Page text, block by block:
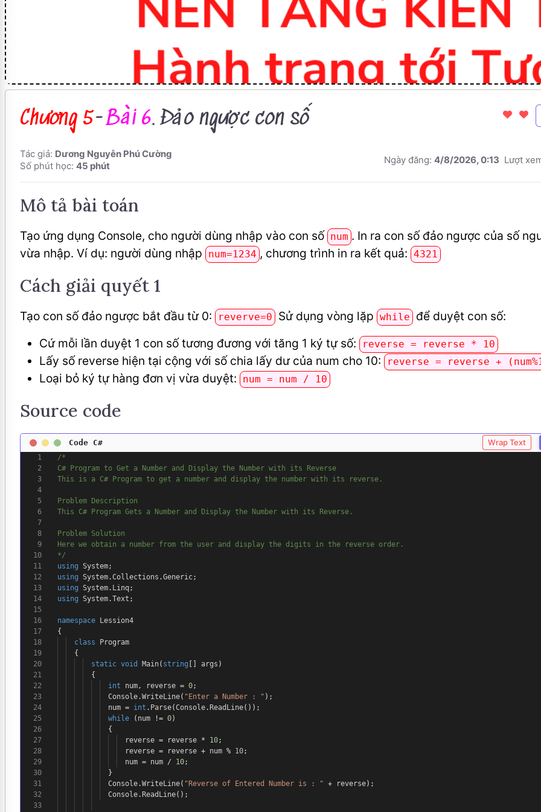
Chương 5-Bài 6. Đảo ngược con số
Tác giả: Dương Nguyễn Phú Cường
Số phút học: 45 phút
Ngày đăng: 4/8/2026, 0:13 Lượt
Mô tả bài toán
Tạo ứng dụng Console, cho người dùng nhập vào con số num . In ra con số đảo ngược của số
vừa nhập. Ví dụ: người dùng nhập
num=1234 , chương trình in ra kết quả: 4321
Cách giải quyết 1
Tạo con số đảo ngược bắt đầu từ 0: reverve=0 Sử dụng vòng lặp while
để duyệt con số:
Cứ mỗi lần duyệt 1 con số tương đương với tăng 1 ký tự số:
reverse = reverse * 10
Lấy số reverse hiện tại cộng với số chia lấy dư của num cho 10: reverse = reverse +
Loại bỏ ký tự hàng đơn vị vừa duyệt: num = num / 10
Source code
Wrap Text
1
2
3
4
5
6
7
8
9
10
11
12
13
14
15
16
17
18
19
20
21
22
23
24
25
26
27
28
29
30
31
32
33
/*
C# Program to Get a Number and Display the Number with its Reverse
This is a C# Program to get a number and display t he number with its reverse.
Problem Description
This C# Program Gets a Number and Display the Number with its Reverse.
Problem Solution
Here we obtain a number from the user and display the digits in the reverse order.
*/
using System;
using System.Collections .Generic;
using System. Linq;
using System.Text ;
namespace Lession4
{
class Program
{
static void Main( string [] args )
{
int num , reverse = 0;
Console.WriteLine( "Enter a Number : " );
num = int . Parse(Console.ReadLine());
while
( num != 0)
{
reverse = reverse * 10;
reverse = reverse + num % 10;
num = num / 10;
}
Console.WriteLine( "Reverse of Entered Number is : " + reverse);
Console.ReadLine();